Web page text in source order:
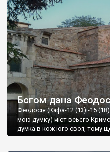
Богом дана
Феодосія (Кафа-12 (13) -15
мою думку) міст всього
думка в кожного своя, тому
запрошую відвідати це